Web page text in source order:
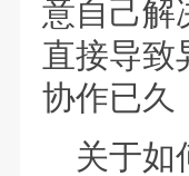
意自己解
直接导致
协作已久
关于如